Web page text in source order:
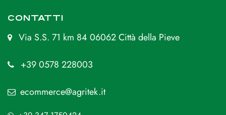
CONTATTI
Via S.S. 71 km 84 06062 Città della Pieve
+39 0578 228003
ecommerce@agritek.it